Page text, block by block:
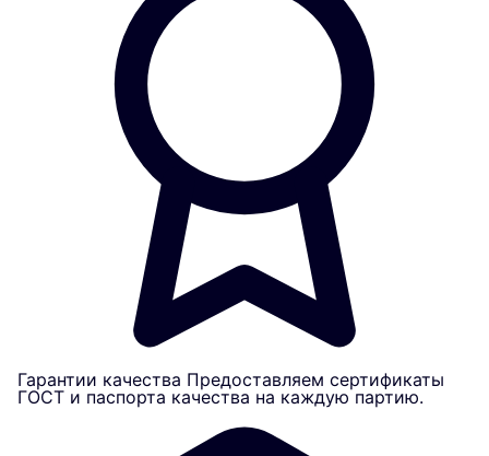
Гарантии качества Предоставляем сертификаты
ГОСТ и паспорта качества на каждую партию.